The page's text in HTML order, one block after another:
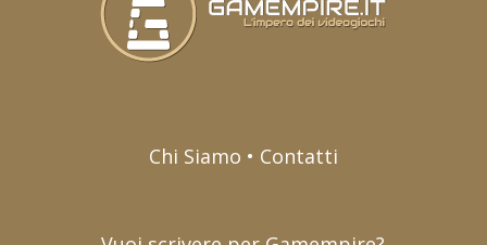
Chi Siamo • Contatti